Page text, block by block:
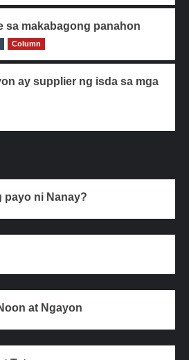
sa makabagong panahon
Column
ay supplier ng isda sa mga
payo ni Nanay?
at Ngayon